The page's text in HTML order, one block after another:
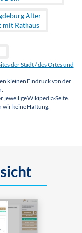
der Stadt / des Ortes und
kleinen Eindruck von der
jeweilige Wikipedia-Seite.
wir keine Haftung.